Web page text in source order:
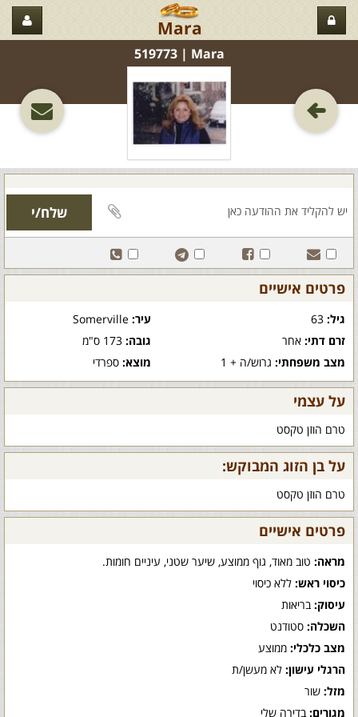
Mara
Mara‏ | 519773
פרטים אישיים
גיל: עיר:Somerville
זרם דתי: אחר גובה:173 ס"מ
מצב משפחתי: גרוש/ה + 1 מוצא:ספרדי
על עצמי
טרם הוזן טקסט
על בן הזוג המבוקש:
טרם הוזן טקסט
פרטים אישיים
מראה: טוב מאוד, גוף ממוצע, שיער שטני, עיניים חומות.
כיסוי ראש: ללא כיסוי
עיסוק: בריאות
השכלה: סטודנט
מצב כלכלי: ממוצע
הרגלי עישון: לא מעשן/ת
מזל: שור
מגורים: בדירה שלי